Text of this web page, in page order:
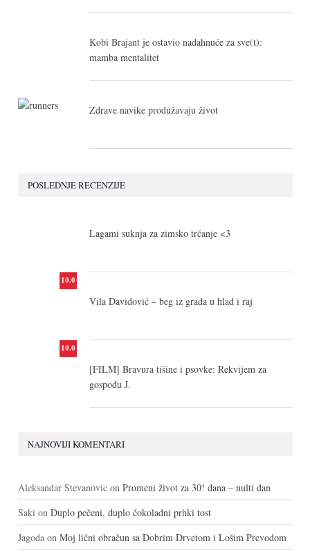
Kobi Brajant je ostavio nadahnuće za sve(t):
mamba mentalitet
Zdrave navike produžavaju život
POSLEDNJE RECENZIJE
Lagami suknja za zimsko trčanje <3
10.0
Vila Davidović – beg iz grada u hlad i raj
10.0
[FILM] Bravura tišine i psovke: Rekvijem za
gospođu J.
NAJNOVIJI KOMENTARI
Aleksandar Stevanovic on Promeni život za 30! dana – nulti dan
Saki on Duplo pečeni, duplo čokoladni prhki tost
Jagoda on Moj lični obračun sa Dobrim Drvetom i Lošim Prevodom